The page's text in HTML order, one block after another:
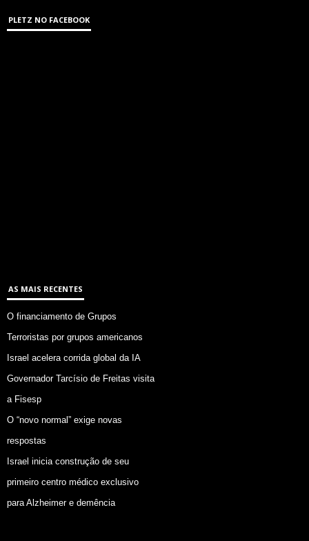
PLETZ NO FACEBOOK
AS MAIS RECENTES
O financiamento de Grupos
Terroristas por grupos americanos
Israel acelera corrida global da IA
Governador Tarcísio de Freitas visita
a Fisesp
O “novo normal” exige novas
respostas
Israel inicia construção de seu
primeiro centro médico exclusivo
para Alzheimer e demência